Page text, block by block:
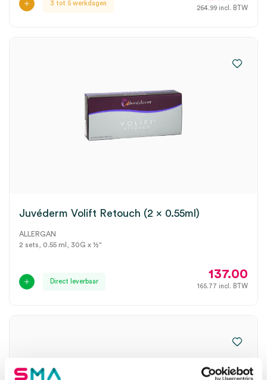
3 tot 5 werkdagen
264.99 incl. BTW
Juvéderm Volift Retouch (2 x 0.55ml)
ALLERGAN
2 sets, 0.55 ml, 30G x ½"
Direct leverbaar
137.00
165.77 incl. BTW